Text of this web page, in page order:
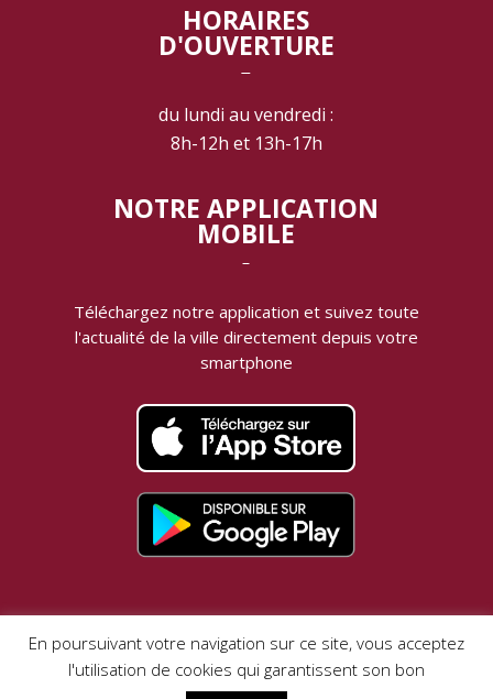
HORAIRES
D'OUVERTURE
‾
du lundi au vendredi :
8h-12h et 13h-17h
NOTRE APPLICATION
MOBILE
‾
Téléchargez notre application et suivez toute
l'actualité de la ville directement depuis votre
smartphone
MENTIONS LÉGALES | DONNÉES PERSONNELLES
Réalisation
En poursuivant votre navigation sur ce site, vous acceptez
l'utilisation de cookies qui garantissent son bon